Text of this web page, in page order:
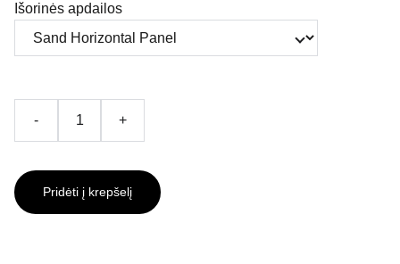
Išorinės apdailos
- +
Pridėti į krepšelį